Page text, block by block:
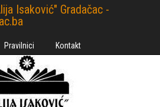
Isaković" Gradačac -
Pravilnici Kontakt